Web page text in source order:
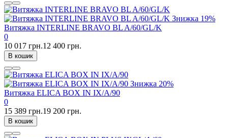
Знижка 19%
Витяжка INTERLINE BRAVO BL A/60/GL/K
0
10 017 грн.12 400 грн.
В кошик
Знижка 20%
Витяжка ELICA BOX IN IX/A/90
0
15 389 грн.19 200 грн.
В кошик